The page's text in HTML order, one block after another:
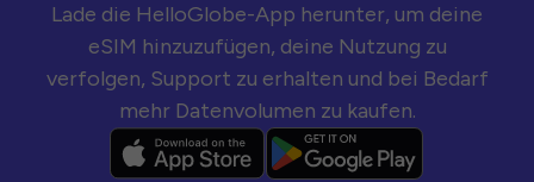
Lade die HelloGlobe-App herunter, um deine
eSIM hinzuzufügen, deine Nutzung zu
verfolgen, Support zu erhalten und bei Bedarf
mehr Datenvolumen zu kaufen.